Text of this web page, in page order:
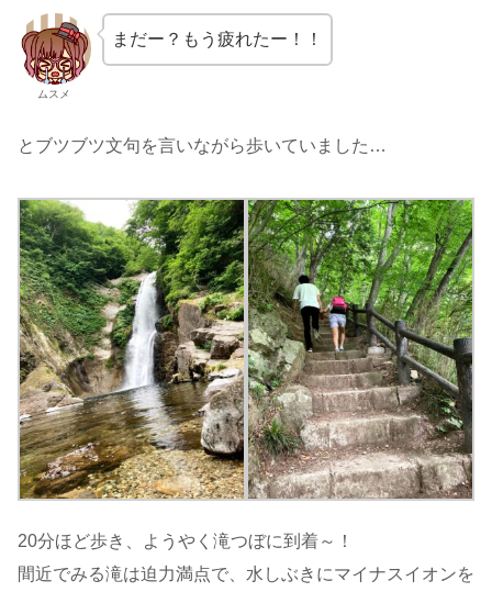
ムスメ
まだー？もう疲れたー！！
とブツブツ文句を言いながら歩いていました…
20分ほど歩き、ようやく滝つぼに到着～！
間近でみる滝は迫力満点で、水しぶきにマイナスイオンを